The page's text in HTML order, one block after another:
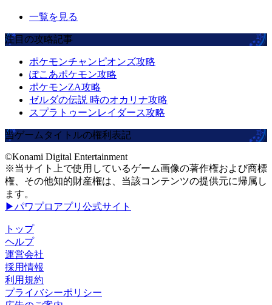
一覧を見る
注目の攻略記事
ポケモンチャンピオンズ攻略
ぽこあポケモン攻略
ポケモンZA攻略
ゼルダの伝説 時のオカリナ攻略
スプラトゥーンレイダース攻略
当ゲームタイトルの権利表記
©Konami Digital Entertainment
※当サイト上で使用しているゲーム画像の著作権および商標
権、その他知的財産権は、当該コンテンツの提供元に帰属し
ます。
▶パワプロアプリ公式サイト
トップ
ヘルプ
運営会社
採用情報
利用規約
プライバシーポリシー